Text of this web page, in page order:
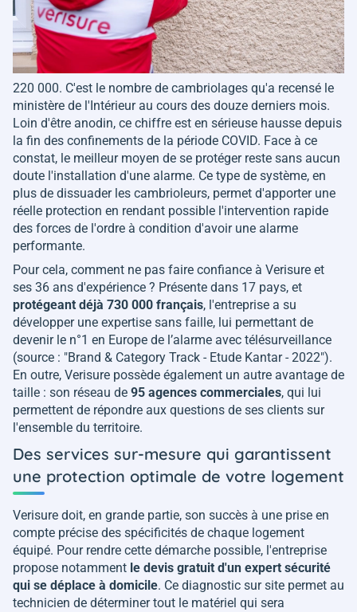
220 000. C'est le nombre de cambriolages qu'a recensé le
ministère de l'Intérieur au cours des douze derniers mois.
Loin d'être anodin, ce chiffre est en sérieuse hausse depuis
la fin des confinements de la période COVID. Face à ce
constat, le meilleur moyen de se protéger reste sans aucun
doute l'installation d'une alarme. Ce type de système, en
plus de dissuader les cambrioleurs, permet d'apporter une
réelle protection en rendant possible l'intervention rapide
des forces de l'ordre à condition d'avoir une alarme
performante.
Pour cela, comment ne pas faire confiance à Verisure et
ses 36 ans d'expérience ? Présente dans 17 pays, et
protégeant déjà 730 000 français, l'entreprise a su
développer une expertise sans faille, lui permettant de
devenir le n°1 en Europe de l’alarme avec télésurveillance
(source : "Brand & Category Track - Etude Kantar - 2022").
En outre, Verisure possède également un autre avantage de
taille : son réseau de 95 agences commerciales, qui lui
permettent de répondre aux questions de ses clients sur
l'ensemble du territoire.
Des services sur-mesure qui garantissent
une protection optimale de votre logement
Verisure doit, en grande partie, son succès à une prise en
compte précise des spécificités de chaque logement
équipé. Pour rendre cette démarche possible, l'entreprise
propose notamment le devis gratuit d'un expert sécurité
qui se déplace à domicile. Ce diagnostic sur site permet au
technicien de déterminer tout le matériel qui sera